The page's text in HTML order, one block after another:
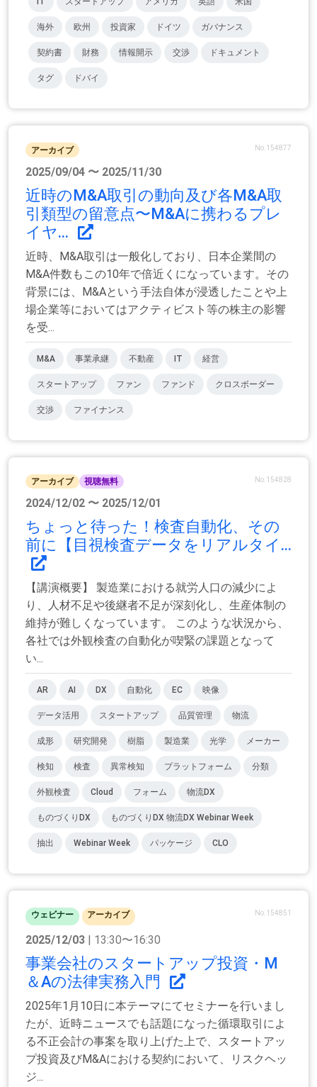
海外 欧州 投資家 ドイツ ガバナンス
契約書 財務 情報開示 交渉 ドキュメント
タグ ドバイ
アーカイブ No.154877
2025/09/04 〜 2025/11/30
近時のM&A取引の動向及び各M&A取
引類型の留意点〜M&Aに携わるプレ
イヤ...
近時、M&A取引は一般化しており、日本企業間の
M&A件数もこの10年で倍近くになっています。その
背景には、M&Aという手法自体が浸透したことや上
場企業等においてはアクティビスト等の株主の影響
を受...
M&A 事業承継 不動産 IT 経営
スタートアップ ファン ファンド クロスボーダー
交渉 ファイナンス
アーカイブ 視聴無料 No.154828
2024/12/02 〜 2025/12/01
ちょっと待った！検査自動化、その
前に【目視検査データをリアルタイ...
【講演概要】 製造業における就労人口の減少によ
り、人材不足や後継者不足が深刻化し、生産体制の
維持が難しくなっています。 このような状況から、
各社では外観検査の自動化が喫緊の課題となって
い...
AR AI DX 自動化 EC 映像
データ活用 スタートアップ 品質管理 物流
成形 研究開発 樹脂 製造業 光学 メーカー
検知 検査 異常検知 プラットフォーム 分類
外観検査 Cloud フォーム 物流DX
ものづくりDX ものづくりDX 物流DX Webinar Week
抽出 Webinar Week パッケージ CLO
ウェビナー アーカイブ No.154851
2025/12/03 | 13:30〜16:30
事業会社のスタートアップ投資・M
＆Aの法律実務入門
2025年1月10日に本テーマにてセミナーを行いまし
たが、近時ニュースでも話題になった循環取引によ
る不正会計の事案を取り上げた上で、スタートアッ
プ投資及びM&Aにおける契約において、リスクヘッ
ジ...